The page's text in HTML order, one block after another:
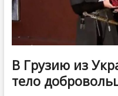
В Грузию из
тело